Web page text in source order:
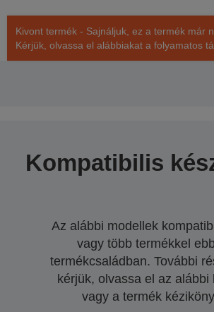
Kivont termék - Sajnáljuk, ez a termék már
Kérjük, olvassa el alábbiakat a folyamatos
Kompatibilis
Az alábbi modellek
vagy több termékkel
termékcsaládban. További
kérjük, olvassa el az alábbi
vagy a termék